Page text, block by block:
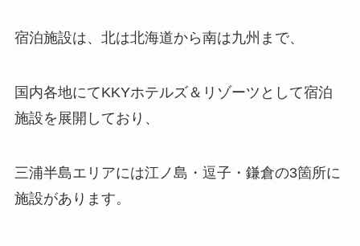
宿泊施設は、北は北海道から南は九州まで、
国内各地にてKKYホテルズ＆リゾーツとして宿泊
施設を展開しており、
三浦半島エリアには江ノ島・逗子・鎌倉の3箇所に
施設があります。